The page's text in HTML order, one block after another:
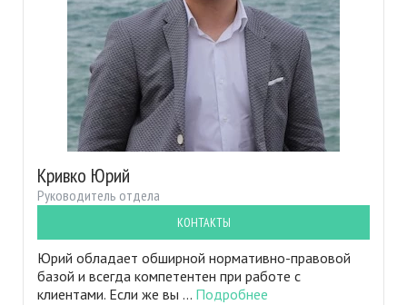
Кривко Юрий
Руководитель отдела
КОНТАКТЫ
Юрий обладает обширной нормативно-правовой
базой и всегда компетентен при работе с
клиентами. Если же вы ... Подробнее